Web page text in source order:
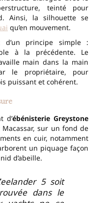
teinté pour
Ainsi, la silhouette se
qu’en mouvement.
principe simple :
à la précédente. Le
main dans la main
le propriétaire, pour
puissant et cohérent.
d’ébénisterie Greystone
sur un fond de
en cuir, notamment
un piquage façon
d’abeille.
5 soit
dans le